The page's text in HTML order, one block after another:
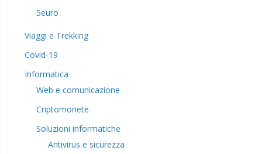
5euro
Viaggi e Trekking
Covid-19
Informatica
Web e comunicazione
Criptomonete
Soluzioni informatiche
Antivirus e sicurezza